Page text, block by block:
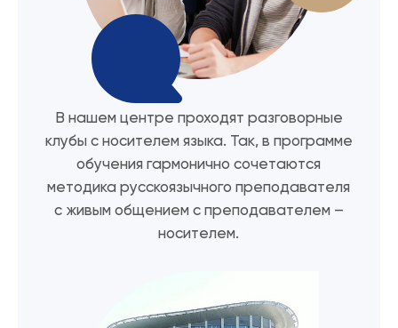
В нашем центре проходят разговорные
клубы с носителем языка. Так, в программе
обучения гармонично сочетаются
методика русскоязычного преподавателя
с живым общением с преподавателем –
носителем.